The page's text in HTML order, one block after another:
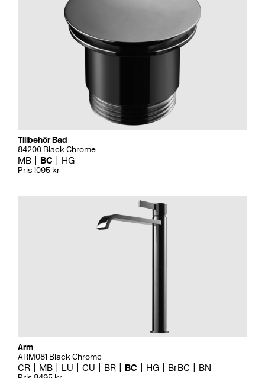
Tillbehör Bad
84200 Black Chrome
MB BC HG
Pris 1095 kr
Arm
ARM081 Black Chrome
CR MB LU CU BR BC HG BrBC BN